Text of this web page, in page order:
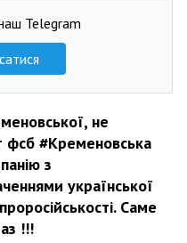
Telegram
не
фсб #Кременовська
з
української
Саме
!!!